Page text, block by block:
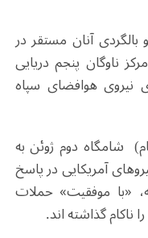
بالگردی آنان مستقر در
ناوگان پنجم دریایی
نیروی هوافضای سپاه
شامگاه دوم ژوئن به
آمریکایی در پاسخ
«با موفقیت» حملات
گذاشته اند.